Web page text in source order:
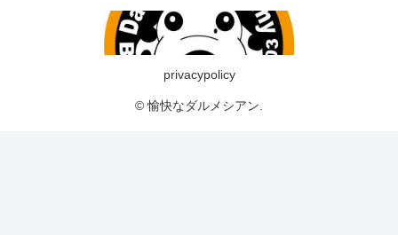
privacypolicy
© 愉快なダルメシアン.